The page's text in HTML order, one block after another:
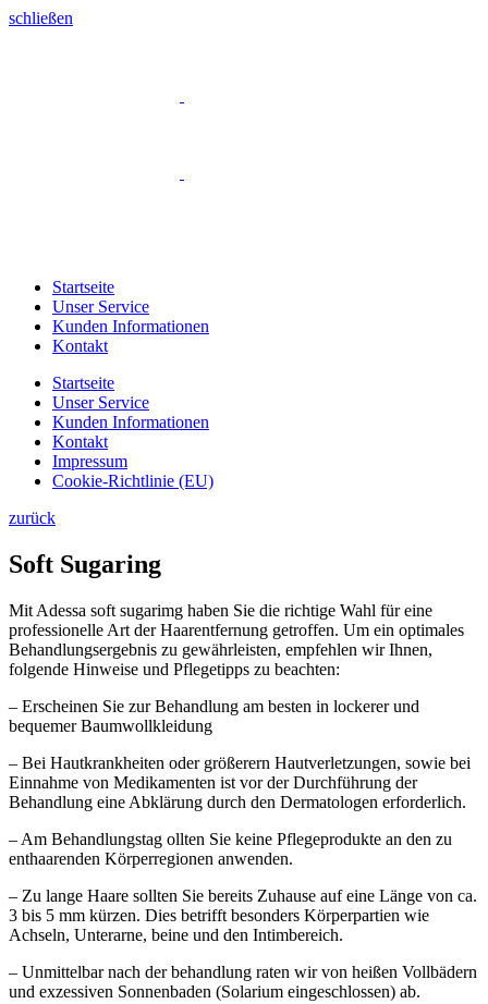
schließen
Startseite
Unser Service
Kunden Informationen
Kontakt
Startseite
Unser Service
Kunden Informationen
Kontakt
Impressum
Cookie-Richtlinie (EU)
zurück
Soft Sugaring
Mit Adessa soft sugarimg haben Sie die richtige Wahl für eine
professionelle Art der Haarentfernung getroffen. Um ein optimales
Behandlungsergebnis zu gewährleisten, empfehlen wir Ihnen,
folgende Hinweise und Pflegetipps zu beachten:
– Erscheinen Sie zur Behandlung am besten in lockerer und
bequemer Baumwollkleidung
– Bei Hautkrankheiten oder größerern Hautverletzungen, sowie bei
Einnahme von Medikamenten ist vor der Durchführung der
Behandlung eine Abklärung durch den Dermatologen erforderlich.
– Am Behandlungstag ollten Sie keine Pflegeprodukte an den zu
enthaarenden Körperregionen anwenden.
– Zu lange Haare sollten Sie bereits Zuhause auf eine Länge von ca.
3 bis 5 mm kürzen. Dies betrifft besonders Körperpartien wie
Achseln, Unterarne, beine und den Intimbereich.
– Unmittelbar nach der behandlung raten wir von heißen Vollbädern
und exzessiven Sonnenbaden (Solarium eingeschlossen) ab.